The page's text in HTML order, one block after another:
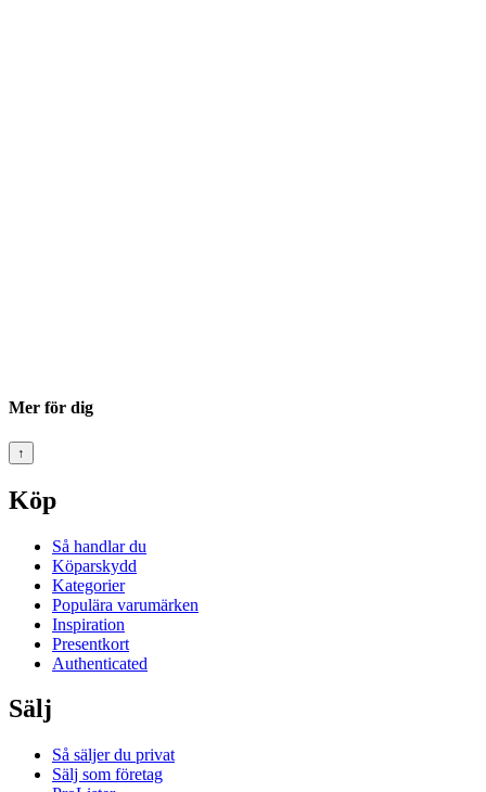
Mer för dig
↑
Köp
Så handlar du
Köparskydd
Kategorier
Populära varumärken
Inspiration
Presentkort
Authenticated
Sälj
Så säljer du privat
Sälj som företag